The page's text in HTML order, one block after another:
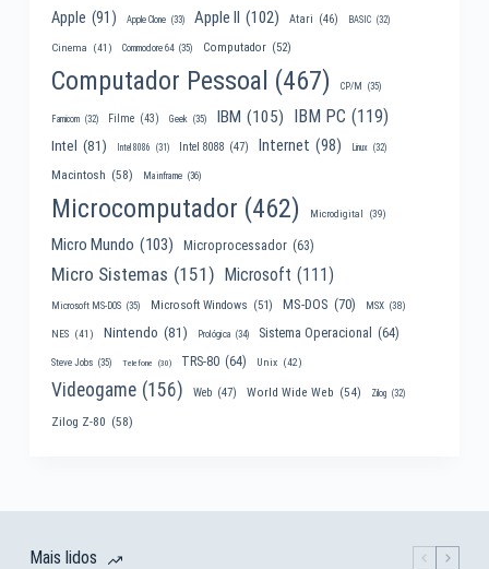
Apple (91) Apple Clone (33) Apple II (102) Atari (46) BASIC (32)
Cinema (41) Commodore 64 (35) Computador (52)
Computador Pessoal (467) CP/M (35)
Famicom (32) Filme (43) Geek (35) IBM (105) IBM PC (119)
Intel (81) Intel 8086 (31) Intel 8088 (47) Internet (98) Linux (32)
Macintosh (58) Mainframe (36)
Microcomputador (462) Microdigital (39)
Micro Mundo (103) Microprocessador (63)
Micro Sistemas (151) Microsoft (111)
Microsoft MS-DOS (35) Microsoft Windows (51) MS-DOS (70) MSX (38)
NES (41) Nintendo (81) Prológica (34) Sistema Operacional (64)
Steve Jobs (35) Telefone (30) TRS-80 (64) Unix (42)
Videogame (156) Web (47) World Wide Web (54) Zilog (32)
Zilog Z-80 (58)
Mais lidos